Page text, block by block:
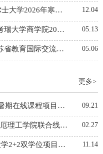
【短期项目】项目通知--马来亚威尔士大学2026年寒假研学项目 12.04
【短期项目】暑期项目通知——麦考瑞大学商学院2025年国际学生短期学习体验团项目 05.13
【短期项目】暑假项目通知——江苏省教育国际交流协会2025年暑假 江苏大学生赴海外文化交流项目 05.06
更多>
2023牛津大学领导力与跨文化沟通暑期在线课程项目心得分享 09.21
2023年美国代顿大学-德国卡尔斯鲁厄理工学院联合线上课程寒假项目课程总结 02.27
2019-2021学年英国哈德斯菲尔德大学2+2双学位项目心得 11.14